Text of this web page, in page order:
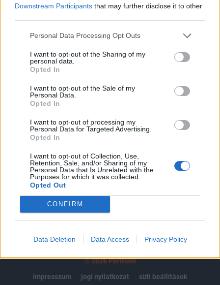
Downstream Participants that may further disclose it to other
Personal Data Processing Opt Outs
I want to opt-out of the Sharing of my
personal data.
Opted In
I want to opt-out of the Sale of my
Personal Data.
Opted In
I want to opt-out of processing my
Personal Data for Targeted Advertising.
Opted In
I want to opt-out of Collection, Use,
Retention, Sale, and/or Sharing of my
Personal Data that Is Unrelated with the
Purposes for which it was collected.
Opted Out
CONFIRM
Data Deletion Data Access Privacy Policy
tartozik, melynek olvasása előfizetéses
regisztrációhoz kötött.
Az előfizetés a következőket tartalmazza:
Portfolio.hu teljes cikkarchívum
kötéslistái
MÁR ELŐFIZETŐNK VAGY?
© 2026 Portfolio
impresszum
jogi nyilatkozat süti beállítások